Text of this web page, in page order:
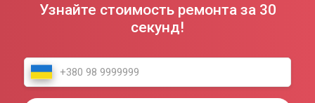
Узнайте стоимость ремонта за 30
секунд!